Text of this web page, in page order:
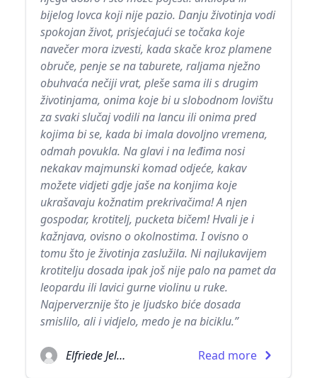
bijelog lovca koji nije pazio. Danju životinja vodi
spokojan život, prisjećajući se točaka koje
navečer mora izvesti, kada skače kroz plamene
obruče, penje se na taburete, raljama nježno
obuhvaća nečiji vrat, pleše sama ili s drugim
životinjama, onima koje bi u slobodnom lovištu
za svaki slučaj vodili na lancu ili onima pred
kojima bi se, kada bi imala dovoljno vremena,
odmah povukla. Na glavi i na leđima nosi
nekakav majmunski komad odjeće, kakav
možete vidjeti gdje jaše na konjima koje
ukrašavaju kožnatim prekrivačima! A njen
gospodar, krotitelj, pucketa bičem! Hvali je i
kažnjava, ovisno o okolnostima. I ovisno o
tomu što je životinja zaslužila. Ni najlukavijem
krotitelju dosada ipak još nije palo na pamet da
leopardu ili lavici gurne violinu u ruke.
Najperverznije što je ljudsko biće dosada
smislilo, ali i vidjelo, medo je na biciklu.”
Elfriede Jelinek Read more